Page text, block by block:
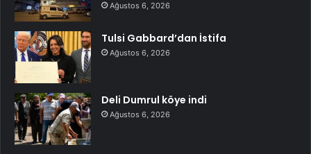
Ağustos 6, 2026
Tulsi Gabbard’dan İstifa
Ağustos 6, 2026
Deli Dumrul köye indi
Ağustos 6, 2026